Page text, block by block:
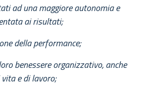
ad una maggiore autonomia e
ai risultati;
della performance;
benessere organizzativo, anche
e di lavoro;